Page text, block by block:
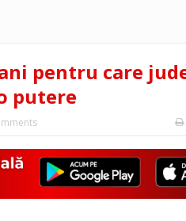
pentru care
putere